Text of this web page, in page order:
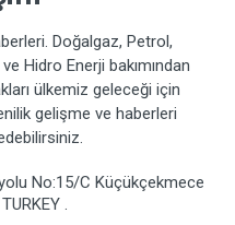
Doğalgaz, Petrol,
Hidro Enerji bakımından
ülkemiz geleceği için
gelişme ve haberleri
No:15/C Küçükçekmece
.